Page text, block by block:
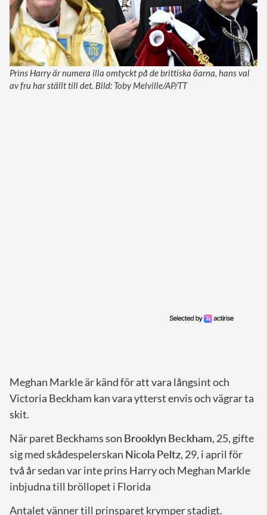
Prins Harry är numera illa omtyckt på de brittiska öarna, hans val
av fru har ställt till det. Bild: Toby Melville/AP/TT
Meghan Markle är känd för att vara långsint och
Victoria Beckham kan vara ytterst envis och vägrar ta
skit.
När paret Beckhams son Brooklyn Beckham, 25, gifte
sig med skådespelerskan Nicola Peltz, 29, i april för
två år sedan var inte prins Harry och Meghan Markle
inbjudna till bröllopet i Florida
Antalet vänner till prinsparet krymper stadigt.